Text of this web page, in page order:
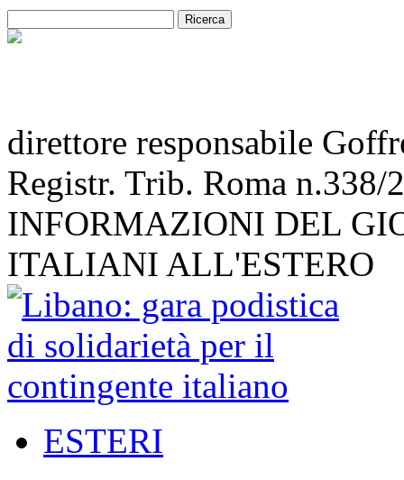
direttore responsabile
Registr. Trib. Roma n.338/
INFORMAZIONI DEL
ITALIANI ALL'ESTERO
ESTERI